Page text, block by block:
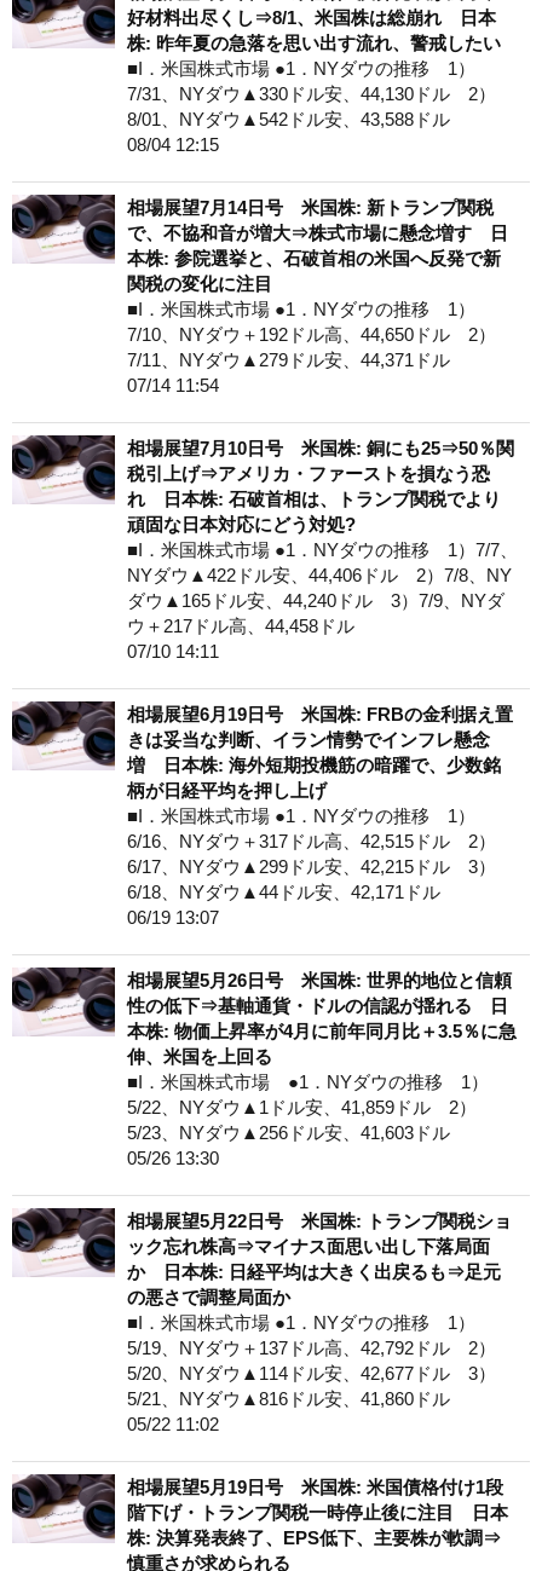
好材料出尽くし⇒8/1、米国株は総崩れ 日本
株: 昨年夏の急落を思い出す流れ、警戒したい
■I．米国株式市場 ●1．NYダウの推移 1）
7/31、NYダウ▲330ドル安、44,130ドル 2）
8/01、NYダウ▲542ドル安、43,588ドル
08/04 12:15
相場展望7月14日号 米国株: 新トランプ関税
で、不協和音が増大⇒株式市場に懸念増す 日
本株: 参院選挙と、石破首相の米国へ反発で新
関税の変化に注目
■I．米国株式市場 ●1．NYダウの推移 1）
7/10、NYダウ＋192ドル高、44,650ドル 2）
7/11、NYダウ▲279ドル安、44,371ドル
07/14 11:54
相場展望7月10日号 米国株: 銅にも25⇒50％関
税引上げ⇒アメリカ・ファーストを損なう恐
れ 日本株: 石破首相は、トランプ関税でより
頑固な日本対応にどう対処?
■I．米国株式市場 ●1．NYダウの推移 1）7/7、
NYダウ▲422ドル安、44,406ドル 2）7/8、NY
ダウ▲165ドル安、44,240ドル 3）7/9、NYダ
ウ＋217ドル高、44,458ドル
07/10 14:11
相場展望6月19日号 米国株: FRBの金利据え置
きは妥当な判断、イラン情勢でインフレ懸念
増 日本株: 海外短期投機筋の暗躍で、少数銘
柄が日経平均を押し上げ
■I．米国株式市場 ●1．NYダウの推移 1）
6/16、NYダウ＋317ドル高、42,515ドル 2）
6/17、NYダウ▲299ドル安、42,215ドル 3）
6/18、NYダウ▲44ドル安、42,171ドル
06/19 13:07
相場展望5月26日号 米国株: 世界的地位と信頼
性の低下⇒基軸通貨・ドルの信認が揺れる 日
本株: 物価上昇率が4月に前年同月比＋3.5％に急
伸、米国を上回る
■I．米国株式市場 ●1．NYダウの推移 1）
5/22、NYダウ▲1ドル安、41,859ドル 2）
5/23、NYダウ▲256ドル安、41,603ドル
05/26 13:30
相場展望5月22日号 米国株: トランプ関税ショ
ック忘れ株高⇒マイナス面思い出し下落局面
か 日本株: 日経平均は大きく出戻るも⇒足元
の悪さで調整局面か
■I．米国株式市場 ●1．NYダウの推移 1）
5/19、NYダウ＋137ドル高、42,792ドル 2）
5/20、NYダウ▲114ドル安、42,677ドル 3）
5/21、NYダウ▲816ドル安、41,860ドル
05/22 11:02
相場展望5月19日号 米国株: 米国債格付け1段
階下げ・トランプ関税一時停止後に注目 日本
株: 決算発表終了、EPS低下、主要株が軟調⇒
慎重さが求められる